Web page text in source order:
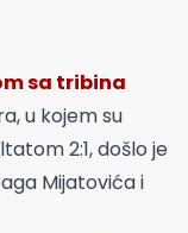
sa tribina
u kojem su
2:1, došlo je
Mijatovića i